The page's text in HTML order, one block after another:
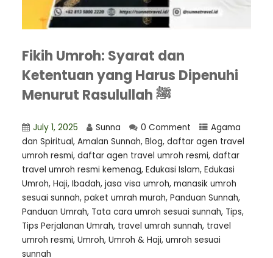
Fikih Umroh: Syarat dan
Ketentuan yang Harus Dipenuhi
Menurut Rasulullah ﷺ
July 1, 2025 Sunna 0 Comment
Agama
dan Spiritual, Amalan Sunnah, Blog, daftar agen travel
umroh resmi, ⁠daftar agen travel umroh resmi, daftar
travel umroh resmi kemenag, Edukasi Islam, Edukasi
Umroh, Haji, Ibadah, jasa visa umroh, manasik umroh
sesuai sunnah, paket umrah murah, Panduan Sunnah,
Panduan Umrah, Tata cara umroh sesuai sunnah, Tips,
Tips Perjalanan Umrah, travel umrah sunnah, travel
umroh resmi, Umroh, Umroh & Haji, umroh sesuai
sunnah